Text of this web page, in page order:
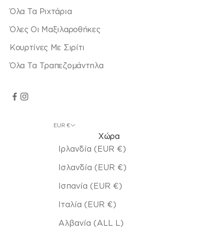
Όλα Τα Ριχτάρια
Όλες Οι Μαξιλαροθήκες
Κουρτίνες Με Σιρίτι
Όλα Τα Τραπεζομάντηλα
EUR €
Χώρα
Ιρλανδία (EUR €)
Ισλανδία (EUR €)
Ισπανία (EUR €)
Ιταλία (EUR €)
Αλβανία (ALL L)